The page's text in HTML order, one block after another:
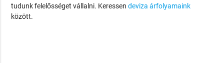
tudunk felelősséget vállalni. Keressendeviza árfolyamaink
között.